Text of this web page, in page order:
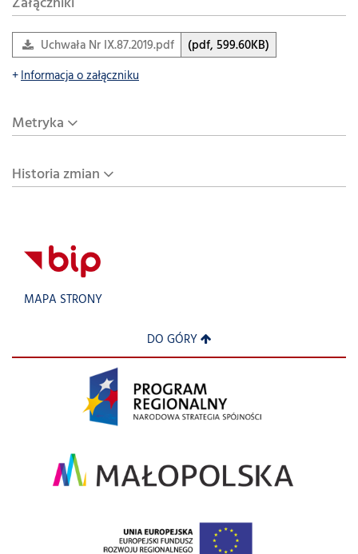
Uchwała Nr IX.87.2019.pdf
(pdf, 599.60KB)
Informacja o załączniku
Metryka
Historia zmian
MAPA STRONY
DO GÓRY